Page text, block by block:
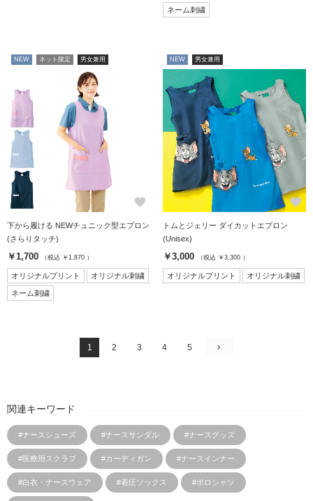
ネーム刺繍
NEW ネット限定 男女兼用
favorite
下から履ける NEWチュニック型エプロン
(さらりタッチ)
￥1,700 （税込 ￥1,870 ）
オリジナルプリント オリジナル刺繍
ネーム刺繍
NEW 男女兼用
favorite
トムとジェリー ダイカットエプロン
(Unisex)
￥3,000 （税込 ￥3,300 ）
オリジナルプリント オリジナル刺繍
1 2 3 4 5
関連キーワード
#ナースシューズ #ナースサンダル #ナースグッズ
#医療用スクラブ #カーディガン #ナースインナー
#白衣・ナースウェア #着圧ソックス #ポロシャツ